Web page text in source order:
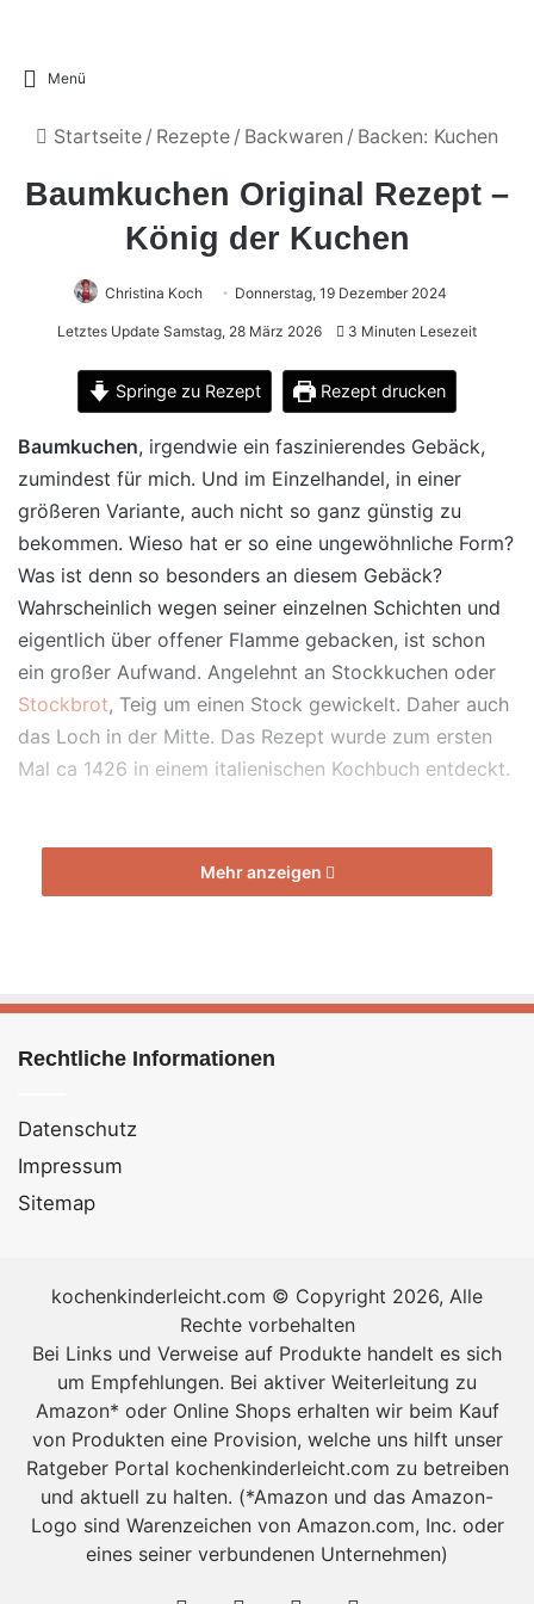
Menü
Startseite / Rezepte / Backwaren / Backen: Kuchen
Baumkuchen Original Rezept –
König der Kuchen
Christina Koch Donnerstag, 19 Dezember 2024
Letztes Update Samstag, 28 März 2026 3 Minuten Lesezeit
Springe zu Rezept Rezept drucken
Baumkuchen, irgendwie ein faszinierendes Gebäck,
zumindest für mich. Und im Einzelhandel, in einer
größeren Variante, auch nicht so ganz günstig zu
bekommen. Wieso hat er so eine ungewöhnliche Form?
Was ist denn so besonders an diesem Gebäck?
Wahrscheinlich wegen seiner einzelnen Schichten und
eigentlich über offener Flamme gebacken, ist schon
ein großer Aufwand. Angelehnt an Stockkuchen oder
Stockbrot, Teig um einen Stock gewickelt. Daher auch
das Loch in der Mitte. Das Rezept wurde zum ersten
Mal ca 1426 in einem italienischen Kochbuch entdeckt.
Kuchen [Bildinhalt mit KI erstellt]
Aber nun wollen wir euch nicht länger mit Theorie
nerven, sondern zeigen euch heute unser
Rezept. Viel Spaß beim zubereiten:
100 g Marzipanrohmasse
3 g Salz
1 TeelöffelVanillezucker
200 g Eigelb
250 g Butter
350 g Eiweiß (entspricht ca. 13 Eiern in Größe M)
350 g Zucker
125 g Mehl
Mehr anzeigen
Rechtliche Informationen
Datenschutz
Impressum
Sitemap
kochenkinderleicht.com © Copyright 2026, Alle
Rechte vorbehalten
Bei Links und Verweise auf Produkte handelt es sich
um Empfehlungen. Bei aktiver Weiterleitung zu
Amazon* oder Online Shops erhalten wir beim Kauf
von Produkten eine Provision, welche uns hilft unser
Ratgeber Portal kochenkinderleicht.com zu betreiben
und aktuell zu halten. (*Amazon und das Amazon-
Logo sind Warenzeichen von Amazon.com, Inc. oder
eines seiner verbundenen Unternehmen)